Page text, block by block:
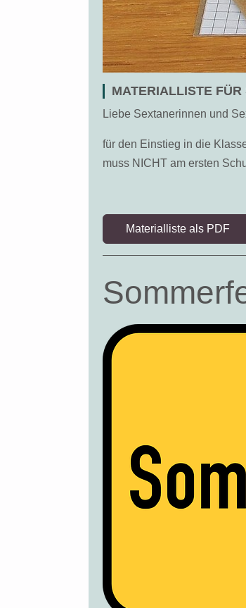
MATERIALLISTE FÜR
Liebe Sextanerinnen und
für den Einstieg in die
muss NICHT am ersten
Materialliste als PDF